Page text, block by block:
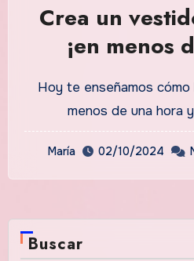
Crea un
¡en menos
Hoy te enseñamos cómo hacer un vestido en
menos de una hora
María 02/10/2024
Buscar